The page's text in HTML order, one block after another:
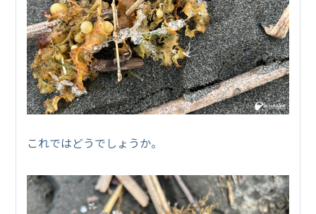
これではどうでしょうか。